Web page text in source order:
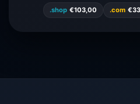
.shop €103,00 .com